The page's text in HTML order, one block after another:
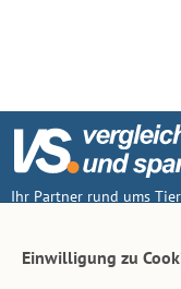
Ihr Partner rund ums Tier
Einwilligung zu